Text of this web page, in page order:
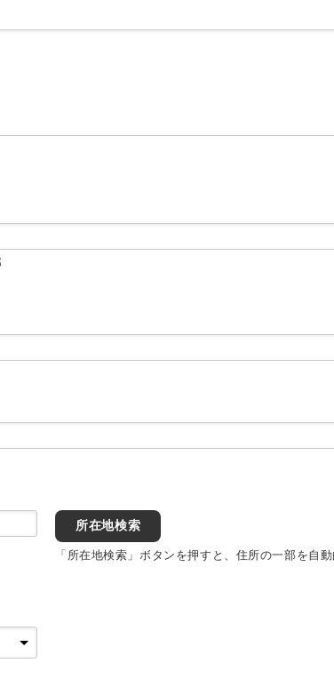
所在地検索
「所在地検索」ボタンを押すと、住所の一部を自動